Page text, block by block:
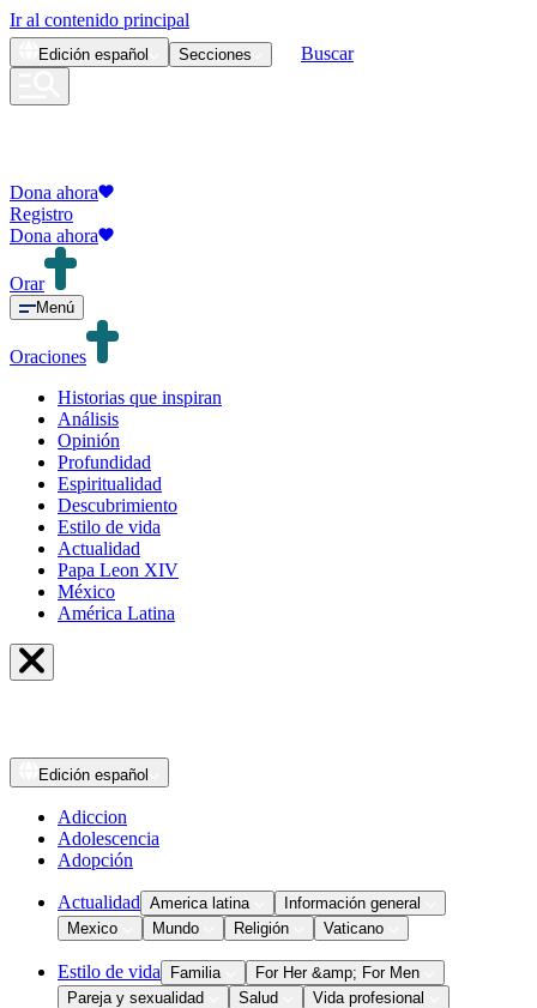
Ir al contenido principal
Edición español Secciones Buscar
Dona ahora
Registro
Dona ahora
Orar
Menú
Oraciones
Historias que inspiran
Análisis
Opinión
Profundidad
Espiritualidad
Descubrimiento
Estilo de vida
Actualidad
Papa Leon XIV
México
América Latina
Edición español
Adiccion
Adolescencia
Adopción
Actualidad America latina
Información general
Mexico
Mundo Religión Vaticano
Estilo de vida Familia
For Her &amp; For Men
Pareja y sexualidad
Salud Vida profesional